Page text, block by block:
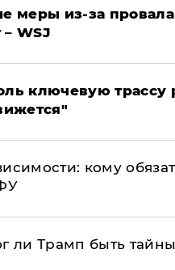
меры из-за
WSJ
ключевую трассу
кому
ли Трамп быть